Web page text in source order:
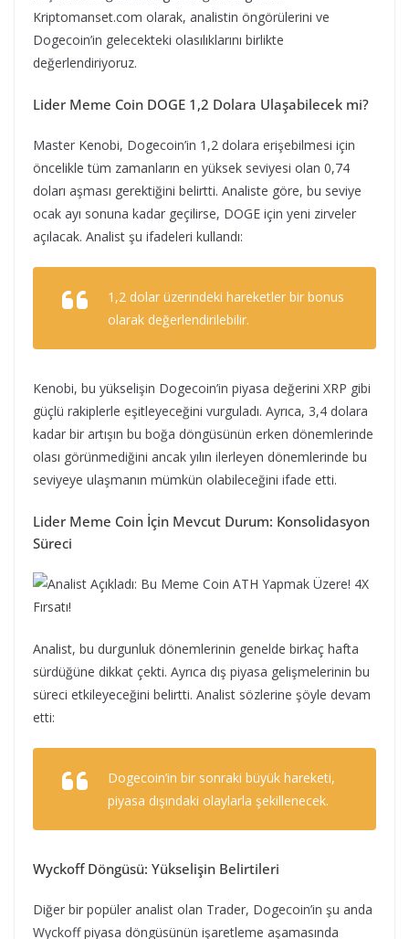
Kriptomanset.com olarak, analistin öngörülerini ve
Dogecoin’in gelecekteki olasılıklarını birlikte
değerlendiriyoruz.
Lider Meme Coin DOGE 1,2 Dolara Ulaşabilecek mi?
Master Kenobi, Dogecoin’in 1,2 dolara erişebilmesi için
öncelikle tüm zamanların en yüksek seviyesi olan 0,74
doları aşması gerektiğini belirtti. Analiste göre, bu seviye
ocak ayı sonuna kadar geçilirse, DOGE için yeni zirveler
açılacak. Analist şu ifadeleri kullandı:
1,2 dolar üzerindeki hareketler bir bonus
olarak değerlendirilebilir.
Kenobi, bu yükselişin Dogecoin’in piyasa değerini XRP gibi
güçlü rakiplerle eşitleyeceğini vurguladı. Ayrıca, 3,4 dolara
kadar bir artışın bu boğa döngüsünün erken dönemlerinde
olası görünmediğini ancak yılın ilerleyen dönemlerinde bu
seviyeye ulaşmanın mümkün olabileceğini ifade etti.
Lider Meme Coin İçin Mevcut Durum: Konsolidasyon
Süreci
Analist, bu durgunluk dönemlerinin genelde birkaç hafta
sürdüğüne dikkat çekti. Ayrıca dış piyasa gelişmelerinin bu
süreci etkileyeceğini belirtti. Analist sözlerine şöyle devam
etti:
Dogecoin’in bir sonraki büyük hareketi,
piyasa dışındaki olaylarla şekillenecek.
Wyckoff Döngüsü: Yükselişin Belirtileri
Diğer bir popüler analist olan Trader, Dogecoin’in şu anda
Wyckoff piyasa döngüsünün işaretleme aşamasında